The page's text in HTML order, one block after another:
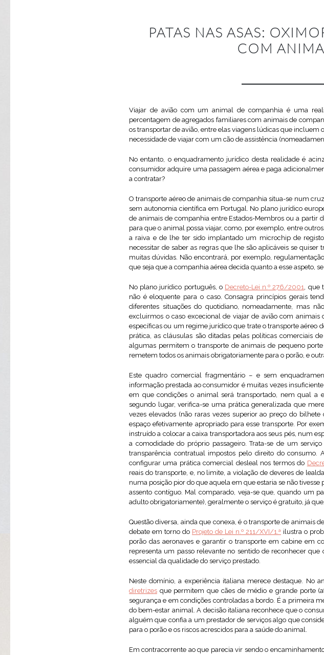
PATAS NAS ASAS:
COM
Viajar de avião com um animal de companhia é uma
percentagem de agregados familiares com animais de
os transportar de avião, entre elas viagens lúdicas que
necessidade de viajar com um cão de assistência
No entanto, o enquadramento jurídico desta realidade é
consumidor adquire uma passagem aérea e paga
a contratar?
O transporte aéreo de animais de companhia situa-se num
sem autonomia científica em Portugal. No plano jurídico
de animais de companhia entre Estados-Membros ou a partir
para que o animal possa viajar, como, por exemplo, entre
a raiva e de lhe ter sido implantado um microchip de
necessitar de saber as regras que lhe são aplicáveis se
muitas dúvidas. Não encontrará, por exemplo,
que seja que a companhia aérea decida quanto a esse aspeto,
No plano jurídico português, o Decreto-Lei n.º 276/2001, que
não é eloquente para o caso. Consagra princípios gerais
diferentes situações do quotidiano, nomeadamente, mas
excluirmos o caso excecional de viajar de avião com animais
específicas ou um regime jurídico que trate o transporte aéreo
prática, as cláusulas são ditadas pelas políticas comerciais
algumas permitem o transporte de animais de pequeno
remetem todos os animais obrigatoriamente para o porão, e
Este quadro comercial fragmentário – e sem
informação prestada ao consumidor é muitas vezes
em que condições o animal será transportado, nem qual a
segundo lugar, verifica-se uma prática generalizada que
vezes elevados (não raras vezes superior ao preço do
espaço efetivamente apropriado para esse transporte. Por
instruído a colocar a caixa transportadora aos seus pés, num
a comodidade do próprio passageiro. Trata-se de um
transparência contratual impostos pelo direito do consumo.
configurar uma prática comercial desleal nos termos do
reais do transporte, e, no limite, a violação de deveres de
numa posição pior do que aquela em que estaria se não
assento contíguo. Mal comparado, veja-se que, quando um
adulto obrigatoriamente), geralmente o serviço é gratuito, já
Questão diversa, ainda que conexa, é o transporte de animais
debate em torno do Projeto de Lei n.º 211/XVI/1.ª ilustra o
porão das aeronaves e garantir o transporte em cabine em
representa um passo relevante no sentido de reconhecer
essencial da qualidade do serviço prestado.
Neste domínio, a experiência italiana merece destaque. No
diretrizes que permitem que cães de médio e grande porte
segurança e em condições controladas a bordo. É a primeira
do bem-estar animal. A decisão italiana reconhece que o
alguém que confia a um prestador de serviços algo que
para o porão e os riscos acrescidos para a saúde do animal.
Em contracorrente ao que parecia vir sendo o